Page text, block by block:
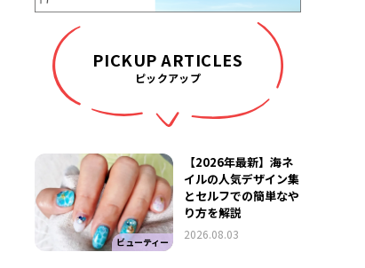
PICKUP ARTICLES
ピックアップ
ビューティー
【2026年最新】海ネ
イルの人気デザイン集
とセルフでの簡単なや
り方を解説
2026.08.03